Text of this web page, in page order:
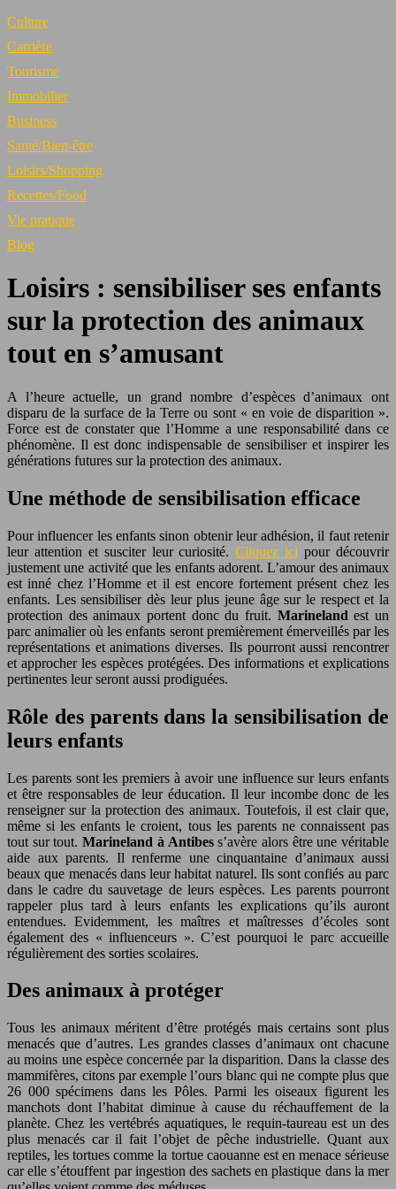
Culture
Carrière
Tourisme
Immobilier
Business
Santé/Bien-être
Loisirs/Shopping
Recettes/Food
Vie pratique
Blog
Loisirs : sensibiliser ses enfants
sur la protection des animaux
tout en s’amusant
A l’heure actuelle, un grand nombre d’espèces d’animaux ont
disparu de la surface de la Terre ou sont « en voie de disparition ».
Force est de constater que l’Homme a une responsabilité dans ce
phénomène. Il est donc indispensable de sensibiliser et inspirer les
générations futures sur la protection des animaux.
Une méthode de sensibilisation efficace
Pour influencer les enfants sinon obtenir leur adhésion, il faut retenir
leur attention et susciter leur curiosité.Cliquez ici pour découvrir
justement une activité que les enfants adorent. L’amour des animaux
est inné chez l’Homme et il est encore fortement présent chez les
enfants. Les sensibiliser dès leur plus jeune âge sur le respect et la
protection des animaux portent donc du fruit. Marineland est un
parc animalier où les enfants seront premièrement émerveillés par les
représentations et animations diverses. Ils pourront aussi rencontrer
et approcher les espèces protégées. Des informations et explications
pertinentes leur seront aussi prodiguées.
Rôle des parents dans la sensibilisation de
leurs enfants
Les parents sont les premiers à avoir une influence sur leurs enfants
et être responsables de leur éducation. Il leur incombe donc de les
renseigner sur la protection des animaux. Toutefois, il est clair que,
même si les enfants le croient, tous les parents ne connaissent pas
tout sur tout.Marineland à Antibess’avère alors être une véritable
aide aux parents. Il renferme une cinquantaine d’animaux aussi
beaux que menacés dans leur habitat naturel. Ils sont confiés au parc
dans le cadre du sauvetage de leurs espèces. Les parents pourront
rappeler plus tard à leurs enfants les explications qu’ils auront
entendues. Evidemment, les maîtres et maîtresses d’écoles sont
également des « influenceurs ». C’est pourquoi le parc accueille
régulièrement des sorties scolaires.
Des animaux à protéger
Tous les animaux méritent d’être protégés mais certains sont plus
menacés que d’autres. Les grandes classes d’animaux ont chacune
au moins une espèce concernée par la disparition. Dans la classe des
mammifères, citons par exemple l’ours blanc qui ne compte plus que
26 000 spécimens dans les Pôles. Parmi les oiseaux figurent les
manchots dont l’habitat diminue à cause du réchauffement de la
planète. Chez les vertébrés aquatiques, le requin-taureau est un des
plus menacés car il fait l’objet de pêche industrielle. Quant aux
reptiles, les tortues comme la tortue caouanne est en menace sérieuse
car elle s’étouffent par ingestion des sachets en plastique dans la mer